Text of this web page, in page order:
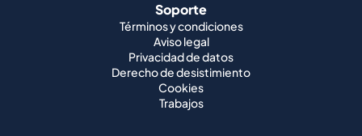
Soporte
Términos y condiciones
Aviso legal
Privacidad de datos
Derecho de desistimiento
Cookies
Trabajos